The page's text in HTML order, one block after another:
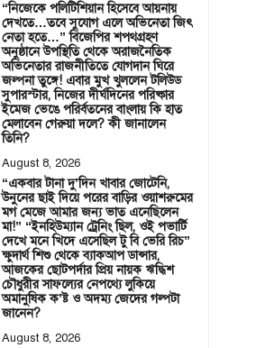
“নিজেকে পলিটিশিয়ান হিসেবে আয়নায়
দেখতে…তবে সুযোগ এলে অভিনেতা জিৎ
নেতা হতে…” বিজেপির শপথগ্রহণ
অনুষ্ঠানে উপস্থিতি থেকে অরাজনৈতিক
অভিনেতার রাজনীতিতে যোগদান ঘিরে
জল্পনা তুঙ্গে! এবার মুখ খুললেন টলিউড
সুপারস্টার, নিজের দীর্ঘদিনের পরিষ্কার
ইমেজ ভেঙে পরির্বতনের বাংলায় কি হাত
মেলাবেন গেরুয়া দলে? কী জানালেন
তিনি?
August 8, 2026
“একবার টানা দু’দিন খাবার জোটেনি,
উনুনের ছাই দিয়ে পরের বাড়ির ওয়াশরুমের
মগ মেজে আমার জন্য ভাত এনেছিলেন
মা!” “ইনহিউম্যান ট্রেনিং ছিল, ওই পভার্টি
দেখে মনে খিদে এসেছিল টু বি ভেরি রিচ”
ক্ষুদার্থ শিশু থেকে ব্যাকআপ ডান্সার,
আজকের ছোটপর্দার প্রিয় নায়ক ঋদ্ধিশ
চৌধুরীর সাফল্যের নেপথ্যে লুকিয়ে
অমানুষিক ক’ষ্ট ও অদম্য জেদের গল্পটা
জানেন?
August 8, 2026